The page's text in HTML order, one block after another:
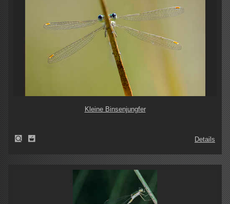
Kleine Binsenjungfer
Details